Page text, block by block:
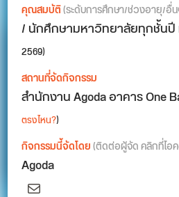
คุณสมบัติ(ระดับการศึกษา/ช่วงอายุ/อื่
/ นักศึกษามหาวิทยาลัยทุกชั้น
2569)
สถานที่จัดกิจกรรม
สำนักงาน Agoda อาคาร One
ตรงไหน?)
กิจกรรมนี้จัดโดย(ติดต่อผู้จัด คลิกที่ไอ
Agoda
Mail